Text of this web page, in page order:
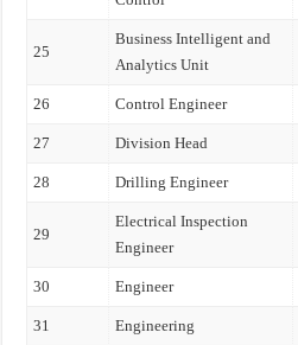
25
Business Intelligent and
Analytics Unit
26 Control Engineer
27 Division Head
28 Drilling Engineer
29
Electrical Inspection
Engineer
30 Engineer
31 Engineering